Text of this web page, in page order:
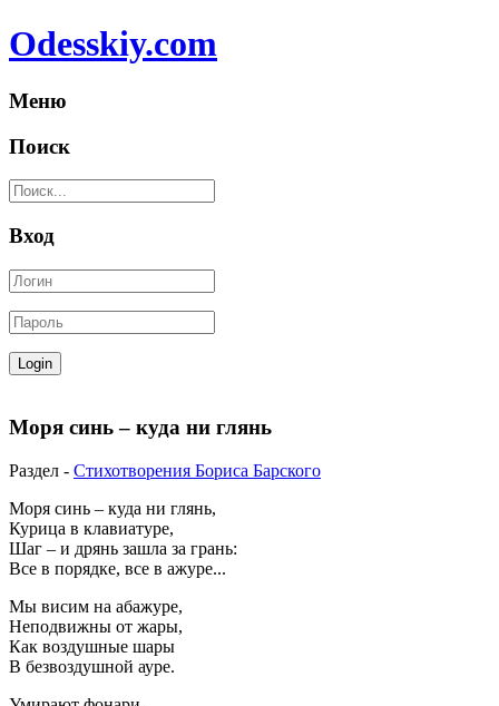
Odesskiy.com
Меню
Поиск
Вход
Моря синь – куда ни глянь
Раздел - Стихотворения Бориса Барского
Моря синь – куда ни глянь,
Курица в клавиатуре,
Шаг – и дрянь зашла за грань:
Все в порядке, все в ажуре...
Мы висим на абажуре,
Неподвижны от жары,
Как воздушные шары
В безвоздушной ауре.